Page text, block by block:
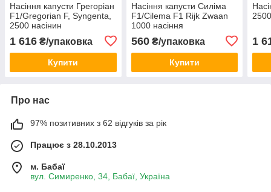
Насіння капусти Грегоріан
F1/Gregorian F, Syngenta,
2500 насінин
1 616 ₴/упаковка
Купити
Насіння капусти Силіма
F1/Cilema F1 Rijk Zwaan
1000 насіння
560₴/упаковка
Купити
1
Про нас
97% позитивних з 62 відгуків за рік
Працює з 28.10.2013
м. Бабаї
вул. Симиренко, 34, Бабаї, Україна